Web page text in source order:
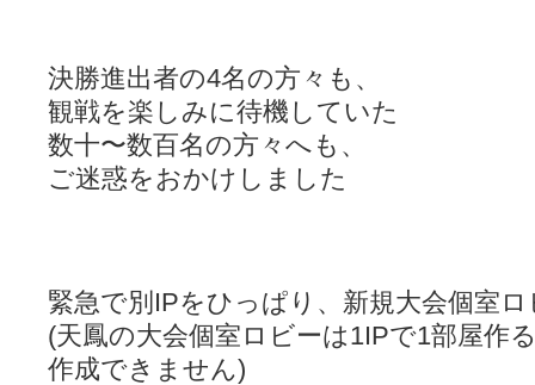
決勝進出者の4名の方々も、
観戦を楽しみに待機していた
数十〜数百名の方々へも、
ご迷惑をおかけしました
緊急で別IPをひっぱり、新規大会個室
(天鳳の大会個室ロビーは1IPで1部屋作
作成できません)